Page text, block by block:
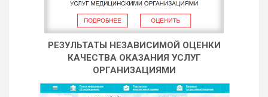
РЕЗУЛЬТАТЫ НЕЗАВИСИМОЙ ОЦЕНКИ
КАЧЕСТВА ОКАЗАНИЯ УСЛУГ
ОРГАНИЗАЦИЯМИ